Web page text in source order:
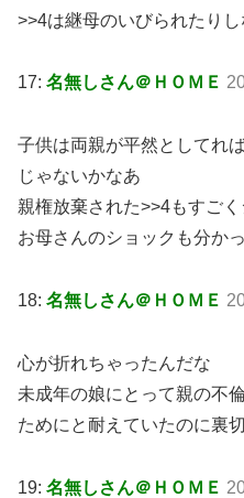
>>4は継母のいびられたりし
17: 名無しさん＠ＨＯＭＥ
子供は両親が平然としてれ
じゃないかなあ
親権放棄された>>4もすご
お母さんのショックも分か
18: 名無しさん＠ＨＯＭＥ
心が折れちゃったんだな
未成年の娘にとって親の不
ためにと耐えていたのに裏
19: 名無しさん＠ＨＯＭＥ